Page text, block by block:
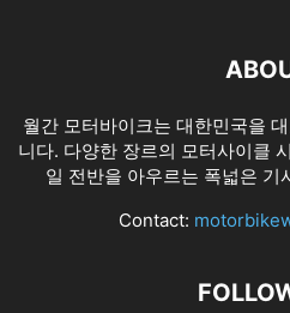
월간 모터바이크는 대한민국을
니다. 다양한 장르의 모터사이클
일 전반을 아우르는 폭넓은 기
Contact: